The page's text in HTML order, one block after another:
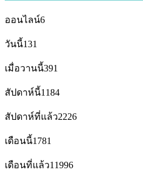
ออนไลน์6
วันนี้131
เมื่อวานนี้391
สัปดาห์นี้1184
สัปดาห์ที่แล้ว2226
เดือนนี้1781
เดือนที่แล้ว11996